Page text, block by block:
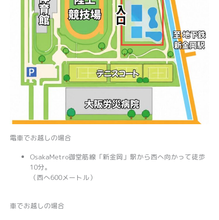
電車でお越しの場合
OsakaMetro御堂筋線「新金岡」駅から西へ向かって徒歩
10分。
（西へ600メートル）
車でお越しの場合